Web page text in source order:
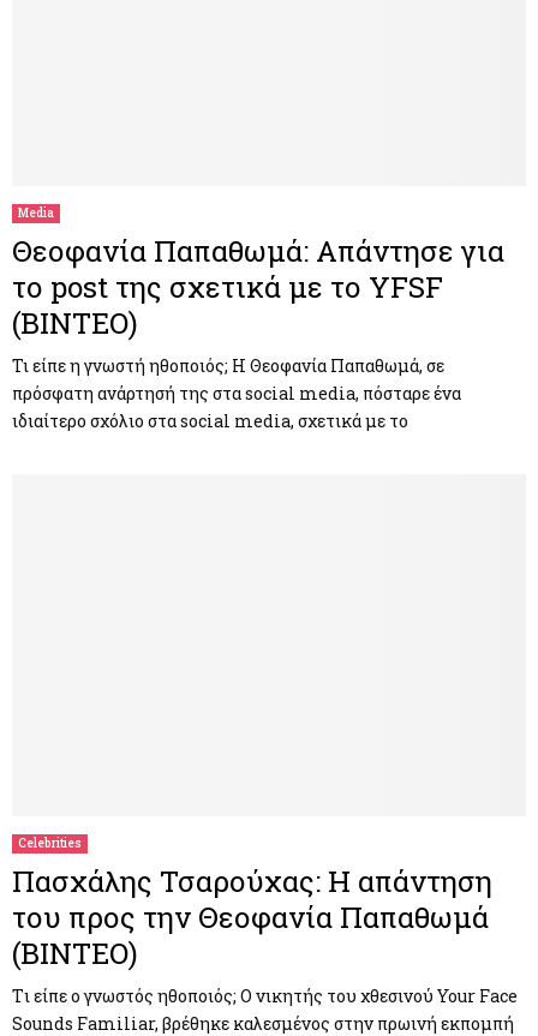
Media
Θεοφανία Παπαθωμά: Απάντησε για
το post της σχετικά με το YFSF
(ΒΙΝΤΕΟ)
Τι είπε η γνωστή ηθοποιός; Η Θεοφανία Παπαθωμά, σε
πρόσφατη ανάρτησή της στα social media, πόσταρε ένα
ιδιαίτερο σχόλιο στα social media, σχετικά με το
Celebrities
Πασχάλης Τσαρούχας: Η απάντηση
του προς την Θεοφανία Παπαθωμά
(ΒΙΝΤΕΟ)
Tι είπε ο γνωστός ηθοποιός; Ο νικητής του χθεσινού Your Face
Sounds Familiar, βρέθηκε καλεσμένος στην πρωινή εκπομπή